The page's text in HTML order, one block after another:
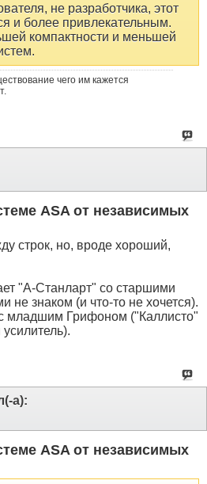
не разработчика, этот
и более привлекательным.
компактности и меньшей
чего им кажется
ASA от независимых
строк, но, вроде хороший,
"А-Станларт" со старшими
не знаком (и что-то не хочется).
младшим Грифоном ("Каллисто"
а):
ASA от независимых